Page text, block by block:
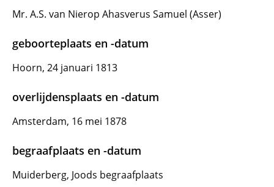
Mr. A.S. van Nierop Ahasverus Samuel (Asser)
geboorteplaats en -datum
Hoorn, 24 januari 1813
overlijdensplaats en -datum
Amsterdam, 16 mei 1878
begraafplaats en -datum
Muiderberg, Joods begraafplaats